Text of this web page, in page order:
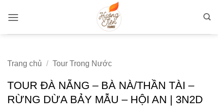
qua
Trang chủ / Tour Trong Nước
TOUR ĐÀ NẴNG – BÀ NÀ/THẦN TÀI –
RỪNG DỪA BẢY MẪU – HỘI AN | 3N2D